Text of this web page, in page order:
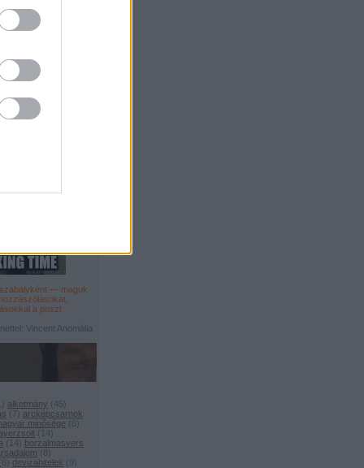
— maguk
a poszt
Vincent Anomália
) alkotmány ( 45)
( 7) arcképcsarnok
minősége ( 6 )
( 14)
( 14) borzalmasvers
( 8 )
6 ) devizahitelek ( 9)